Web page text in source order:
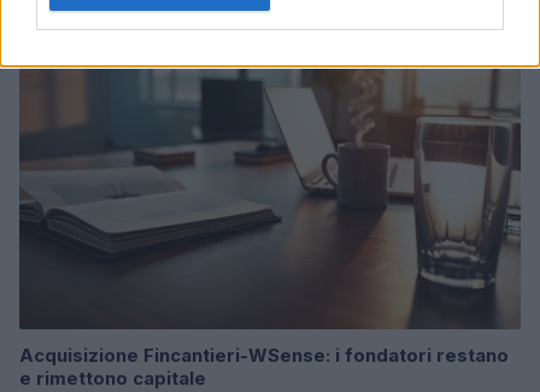
Acquisizione Fincantieri-WSense: i fondatori restano
e rimettono capitale